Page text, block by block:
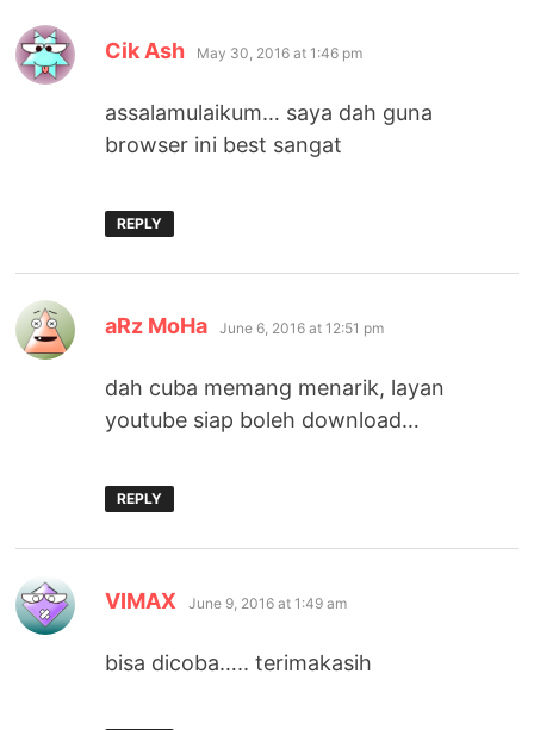
Cik Ash says:
May 30, 2016 at 1:46 pm
assalamulaikum… saya dah guna
browser ini best sangat
REPLY
aRz MoHa says:
June 6, 2016 at 12:51 pm
dah cuba memang menarik, layan
youtube siap boleh download…
REPLY
VIMAX says:
June 9, 2016 at 1:49 am
bisa dicoba….. terimakasih